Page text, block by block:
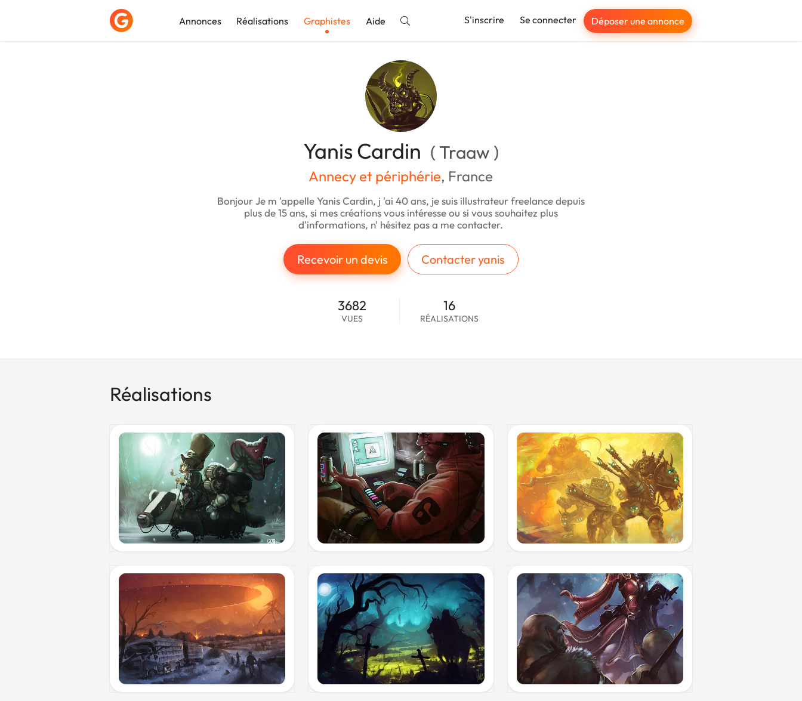
Annonces Réalisations Graphistes Aide S'inscrire Se connecter Déposer une annonce
Yanis Cardin ( Traaw )
Annecy et périphérie, France
Bonjour Je m 'appelle Yanis Cardin, j 'ai 40 ans, je suis illustrateur freelance depuis
plus de 15 ans, si mes créations vous intéresse ou si vous souhaitez plus
d'informations, n' hésitez pas a me contacter.
Recevoir un devis Contacter yanis
3682
VUES
16
RÉALISATIONS
Réalisations